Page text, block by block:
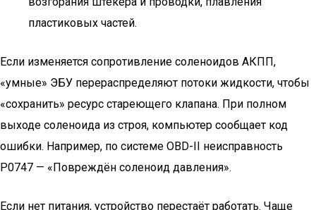
пластиковых частей.
Если изменяется сопротивление соленоидов АКПП,
«умные» ЭБУ перераспределяют потоки жидкости, чтобы
«сохранить» ресурс стареющего клапана. При полном
выходе соленоида из строя, компьютер сообщает код
ошибки. Например, по системе OBD-II неисправность
P0747 — «Повреждён соленоид давления».
Если нет питания, устройство перестаёт работать. Чаще